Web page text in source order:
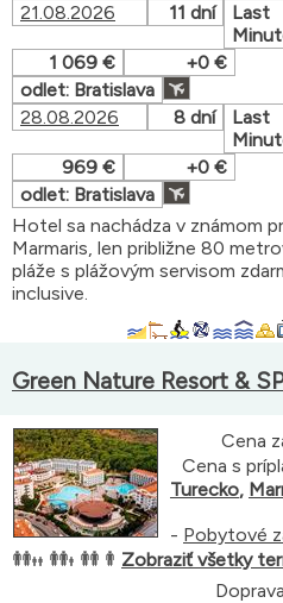
21.08.2026
11 dní
Last
1 069 €
+0 €
odlet: Bratislava
28.08.2026
8 dní
Last
969 €
+0 €
odlet: Bratislava
Hotel sa nachádza v známom
Marmaris, len približne 80
pláže s plážovým servisom
inclusive.
Green Nature Resort &
Cena
Cena s
Turecko,
- Pobytové
Zobraziť všetky